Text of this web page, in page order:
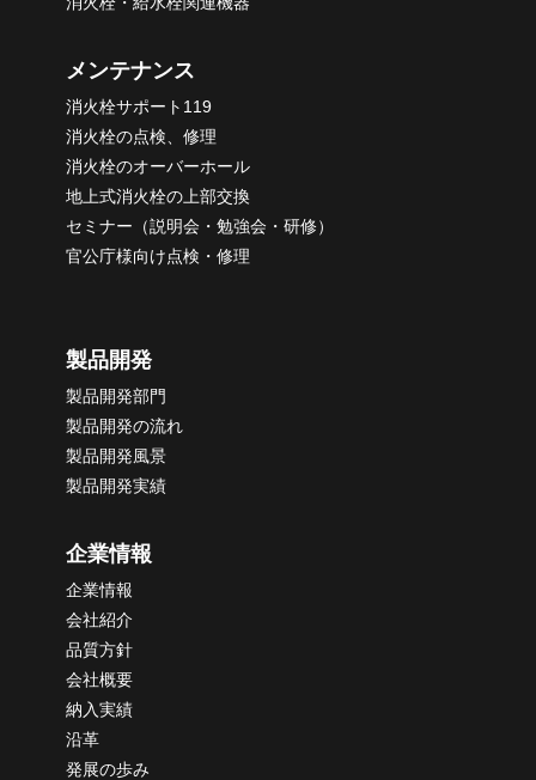
メンテナンス
消火栓サポート119
消火栓の点検、修理
消火栓のオーバーホール
地上式消火栓の上部交換
セミナー（説明会・勉強会・研修）
官公庁様向け点検・修理
製品開発
製品開発部門
製品開発の流れ
製品開発風景
製品開発実績
企業情報
企業情報
会社紹介
品質方針
会社概要
納 入実績
沿革
発展の歩み